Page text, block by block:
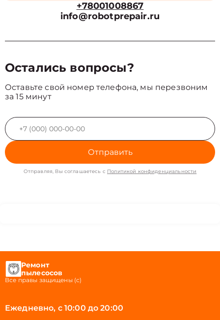
+78001008867
info@robotprepair.ru
Остались вопросы?
Оставьте свой номер телефона, мы перезвоним
за 15 минут
Отправить
Отправляя, Вы соглашаетесь с Политикой конфиденциальности
Ремонт
пылесосов
Все правы защищены (с)
Ежедневно, с 10:00 до 20:00